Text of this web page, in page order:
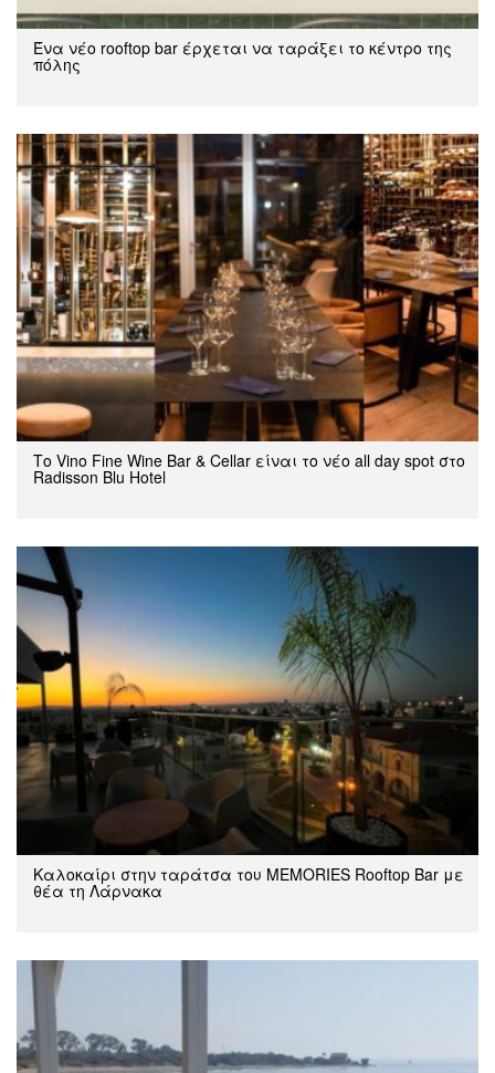
Ένα νέο rooftop bar έρχεται να ταράξει το κέντρο της
πόλης
Το Vino Fine Wine Bar & Cellar είναι το νέο all day spot στο
Radisson Blu Hotel
Καλοκαίρι στην ταράτσα του MEMORIES Rooftop Bar με
θέα τη Λάρνακα